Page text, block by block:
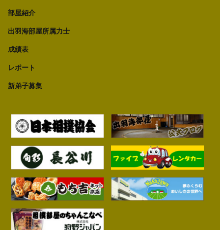
部屋紹介
出羽海部屋所属力士
成績表
レポート
新弟子募集